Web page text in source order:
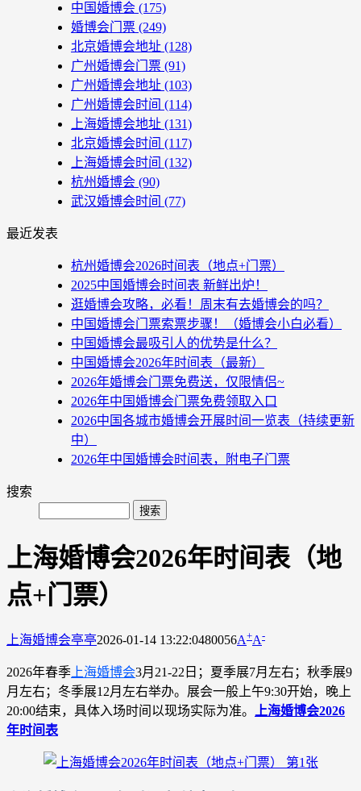
中国婚博会 (175)
婚博会门票 (249)
北京婚博会地址 (128)
广州婚博会门票 (91)
广州婚博会地址 (103)
广州婚博会时间 (114)
上海婚博会地址 (131)
北京婚博会时间 (117)
上海婚博会时间 (132)
杭州婚博会 (90)
武汉婚博会时间 (77)
最近发表
杭州婚博会2026时间表（地点+门票）
2025中国婚博会时间表 新鲜出炉！
逛婚博会攻略，必看！周末有去婚博会的吗？
中国婚博会门票索票步骤！（婚博会小白必看）
中国婚博会最吸引人的优势是什么？
中国婚博会2026年时间表（最新）
2026年婚博会门票免费送，仅限情侣~
2026年中国婚博会门票免费领取入口
2026中国各城市婚博会开展时间一览表（持续更新
中）
2026年中国婚博会时间表，附电子门票
搜索
上海婚博会2026年时间表（地
点+门票）
上海婚博会亭亭2026-01-14 13:22:0480056A+A-
2026年春季 上海婚博会3月21-22日 ；夏季展7月左右；秋季展9
月左右；冬季展12月左右举办。展会一般上午9:30开始，晚上
20:00结束，具体入场时间以现场实际为准。
上海婚博会2026
年时间表